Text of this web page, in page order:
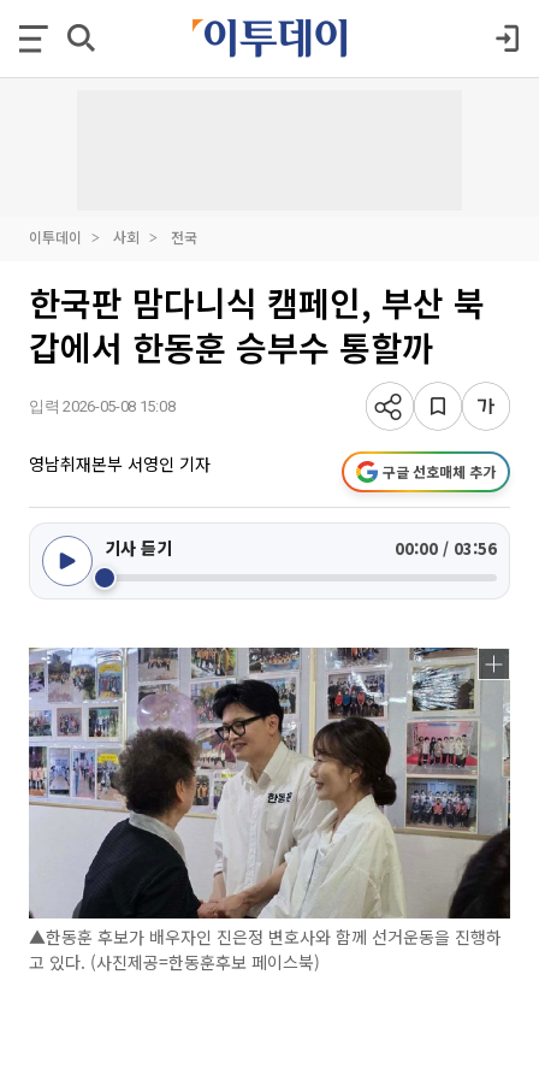
이투데이 사회 전국
한국판 맘다니식 캠페인, 부산 북
갑에서 한동훈 승부수 통할까
입력 2026-05-08 15:08
영남취재본부 서영인 기자 구글 선호매체 추가
기사 듣기 00:00 / 03:56
▲한동훈 후보가 배우자인 진은정 변호사와 함께 선거운동을 진행하
고 있다. (사진제공=한동훈후보 페이스북)